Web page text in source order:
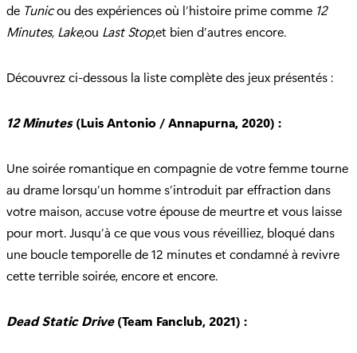
de Tunicou des expériences où l’histoire prime comme 12
Minutes, Lake,ou Last Stop,et bien d’autres encore.
Découvrez ci-dessous la liste complète des jeux présentés :
12 Minutes(Luis Antonio / Annapurna, 2020) :
Une soirée romantique en compagnie de votre femme tourne
au drame lorsqu’un homme s’introduit par effraction dans
votre maison, accuse votre épouse de meurtre et vous laisse
pour mort. Jusqu’à ce que vous vous réveilliez, bloqué dans
une boucle temporelle de 12 minutes et condamné à revivre
cette terrible soirée, encore et encore.
Dead Static Drive(Team Fanclub, 2021) :